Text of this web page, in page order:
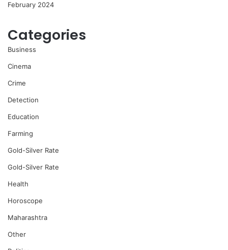
February 2024
Categories
Business
Cinema
Crime
Detection
Education
Farming
Gold-Silver Rate
Gold-Silver Rate
Health
Horoscope
Maharashtra
Other